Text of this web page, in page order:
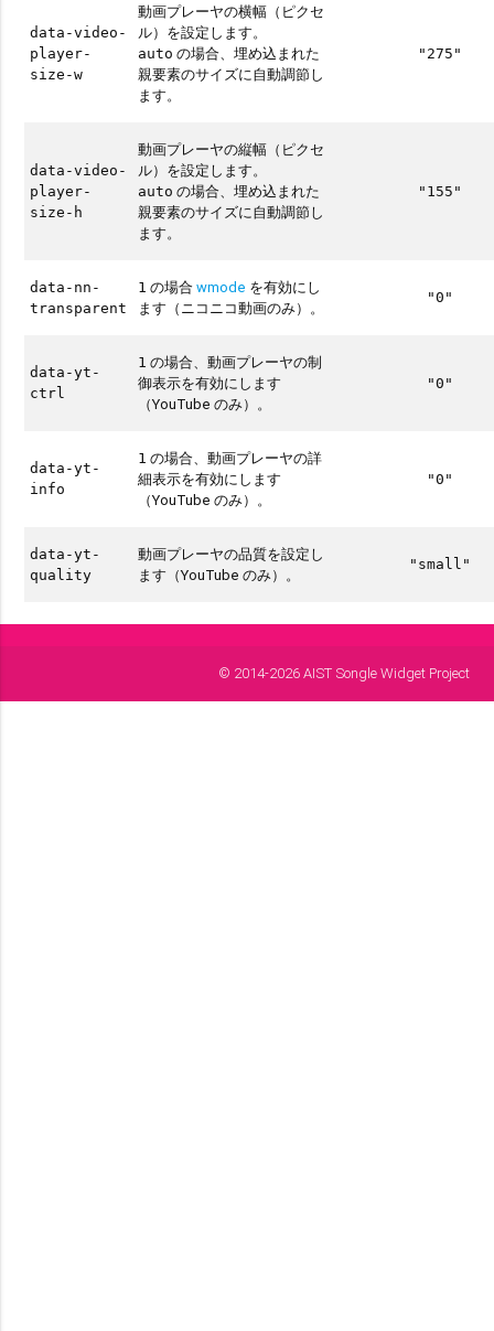
data-video-
player-
size-w
動画プレーヤの横幅（ピクセ
ル）を設定します。
auto の場合、埋め込まれた
親要素のサイズに自動調節し
ます。
"275"
data-video-
player-
size-h
動画プレーヤの縦幅（ピクセ
ル）を設定します。
auto の場合、埋め込まれた
親要素のサイズに自動調節し
ます。
"155"
data-nn-
transparent
1 の場合wmode を有効にし
ます（ニコニコ動画のみ）。
"0"
data-yt-
ctrl
1 の場合、動画プレーヤの制
御表示を有効にします
（YouTube のみ）。
"0"
data-yt-
info
1 の場合、動画プレーヤの詳
細表示を有効にします
（YouTube のみ）。
"0"
data-yt-
quality
動画プレーヤの品質を設定し
ます（YouTube のみ）。
"small"
© 2014-2026 AIST Songle Widget Project